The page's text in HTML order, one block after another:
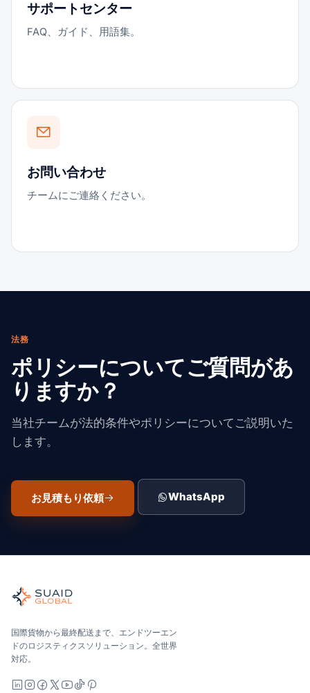
サポートセンター
FAQ、ガイド、用語集。
お問い合わせ
チームにご連絡ください。
法務
ポリシーについてご質問があ
りますか？
当社チームが法的条件やポリシーについてご説明いた
します。
お見積もり依頼 WhatsApp
世界の海、空、陸、税関、倉庫を担当する独立した貨物オー
海洋、空、地上 — キャリア中立で比較し、オールインで見
国際貨物から最終配送まで、エンドツーエン
ドのロジスティクスソリューション。全世界
対応。
LinkedIn
Instagram
Facebook
X YouTube
TikTok